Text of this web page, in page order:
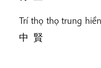
Trí thọ thọ
中 賢